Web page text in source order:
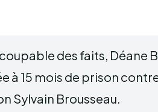
des faits, Déane
à 15 mois de prison
Sylvain Brousseau.